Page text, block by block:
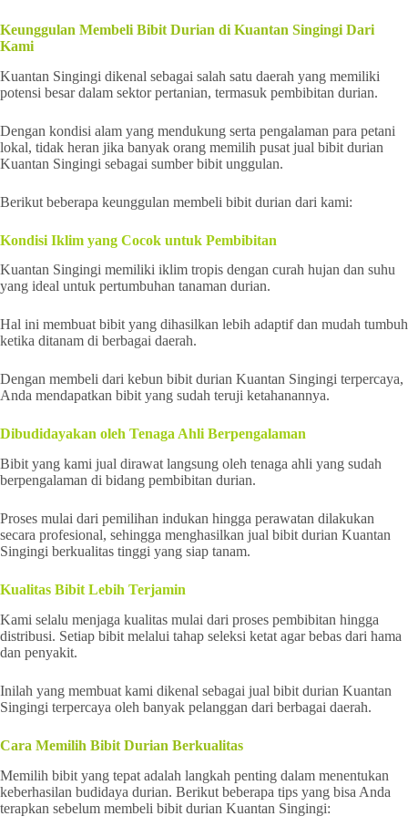
Keunggulan Membeli Bibit Durian di Kuantan Singingi Dari
Kami
Kuantan Singingi dikenal sebagai salah satu daerah yang memiliki
potensi besar dalam sektor pertanian, termasuk pembibitan durian.
Dengan kondisi alam yang mendukung serta pengalaman para petani
lokal, tidak heran jika banyak orang memilih pusat jual bibit durian
Kuantan Singingi sebagai sumber bibit unggulan.
Berikut beberapa keunggulan membeli bibit durian dari kami:
Kondisi Iklim yang Cocok untuk Pembibitan
Kuantan Singingi memiliki iklim tropis dengan curah hujan dan suhu
yang ideal untuk pertumbuhan tanaman durian.
Hal ini membuat bibit yang dihasilkan lebih adaptif dan mudah tumbuh
ketika ditanam di berbagai daerah.
Dengan membeli dari kebun bibit durian Kuantan Singingi terpercaya,
Anda mendapatkan bibit yang sudah teruji ketahanannya.
Dibudidayakan oleh Tenaga Ahli Berpengalaman
Bibit yang kami jual dirawat langsung oleh tenaga ahli yang sudah
berpengalaman di bidang pembibitan durian.
Proses mulai dari pemilihan indukan hingga perawatan dilakukan
secara profesional, sehingga menghasilkan jual bibit durian Kuantan
Singingi berkualitas tinggi yang siap tanam.
Kualitas Bibit Lebih Terjamin
Kami selalu menjaga kualitas mulai dari proses pembibitan hingga
distribusi. Setiap bibit melalui tahap seleksi ketat agar bebas dari hama
dan penyakit.
Inilah yang membuat kami dikenal sebagai jual bibit durian Kuantan
Singingi terpercaya oleh banyak pelanggan dari berbagai daerah.
Cara Memilih Bibit Durian Berkualitas
Memilih bibit yang tepat adalah langkah penting dalam menentukan
keberhasilan budidaya durian. Berikut beberapa tips yang bisa Anda
terapkan sebelum membeli bibit durian Kuantan Singingi: